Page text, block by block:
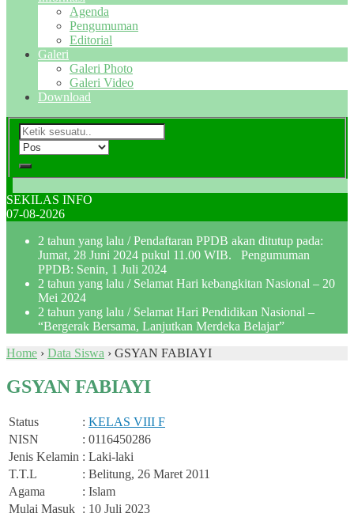
Agenda
Pengumuman
Editorial
Galeri
Galeri Photo
Galeri Video
Download
SEKILAS INFO
07-08-2026
2 tahun yang lalu / Pendaftaran PPDB akan ditutup pada:
Jumat, 28 Juni 2024 pukul 11.00 WIB. Pengumuman
PPDB: Senin, 1 Juli 2024
2 tahun yang lalu / Selamat Hari kebangkitan Nasional – 20
Mei 2024
2 tahun yang lalu / Selamat Hari Pendidikan Nasional –
“Bergerak Bersama, Lanjutkan Merdeka Belajar”
Home › Data Siswa › GSYAN FABIAYI
GSYAN FABIAYI
Status : KELAS VIII F
NISN
: 0116450286
Jenis Kelamin : Laki-laki
T.T.L
: Belitung, 26 Maret 2011
Agama
: Islam
Mulai Masuk : 10 Juli 2023